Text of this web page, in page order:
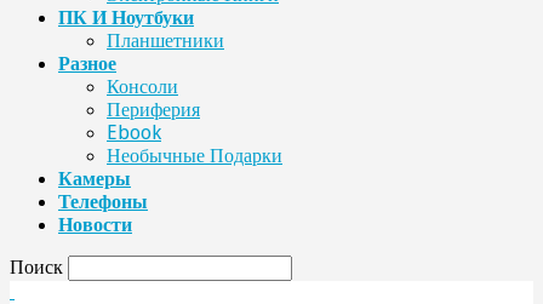
ПК И Ноутбуки
Планшетники
Разное
Консоли
Периферия
Ebook
Необычные Подарки
Камеры
Телефоны
Новости
Поиск